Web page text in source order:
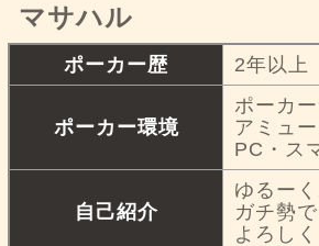
マサハル
ポーカー歴 2年以上
ポーカー環境
ポーカ
アミュ
PC・ス
自己紹介
ゆるー
ガチ勢
よろし